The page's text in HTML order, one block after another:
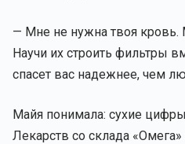
— Мне не нужна твоя
Научи их строить фильтры
спасет вас надежнее, чем
Майя понимала: сухие
Лекарств со склада